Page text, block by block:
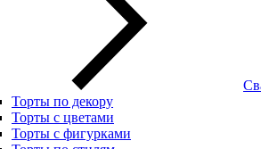
Торты по декору
Торты с цветами
Торты с фигурками